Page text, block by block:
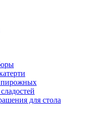
пирожных
для стола